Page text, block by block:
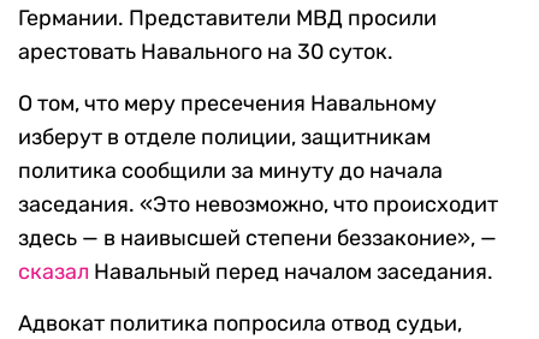
Германии. Представители МВД просили
арестовать Навального на 30 суток.
О том, что меру пресечения Навальному
изберут в отделе полиции, защитникам
политика сообщили за минуту до начала
заседания. «Это невозможно, что происходит
здесь — в наивысшей степени беззаконие», —
сказал Навальный перед началом заседания.
Адвокат политика попросила отвод судьи,